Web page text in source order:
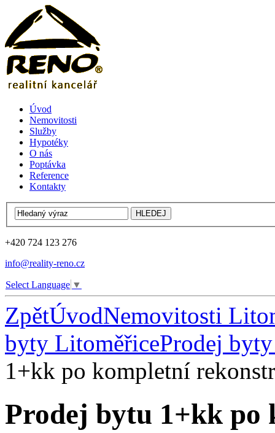
Úvod
Nemovitosti
Služby
Hypotéky
O nás
Poptávka
Reference
Kontakty
+420 724 123 276
info@reality-reno.cz
Select Language ▼
ZpětÚvodNemovitosti
byty LitoměřiceProdej
1+kk po kompletní
Prodej bytu 1+kk po